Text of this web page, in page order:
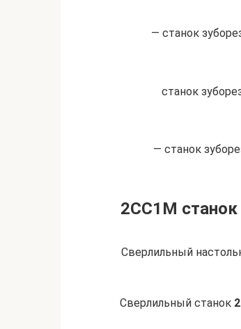
— станок
станок
— станок
2СС1М станок
Сверлильный
Сверлильный станок